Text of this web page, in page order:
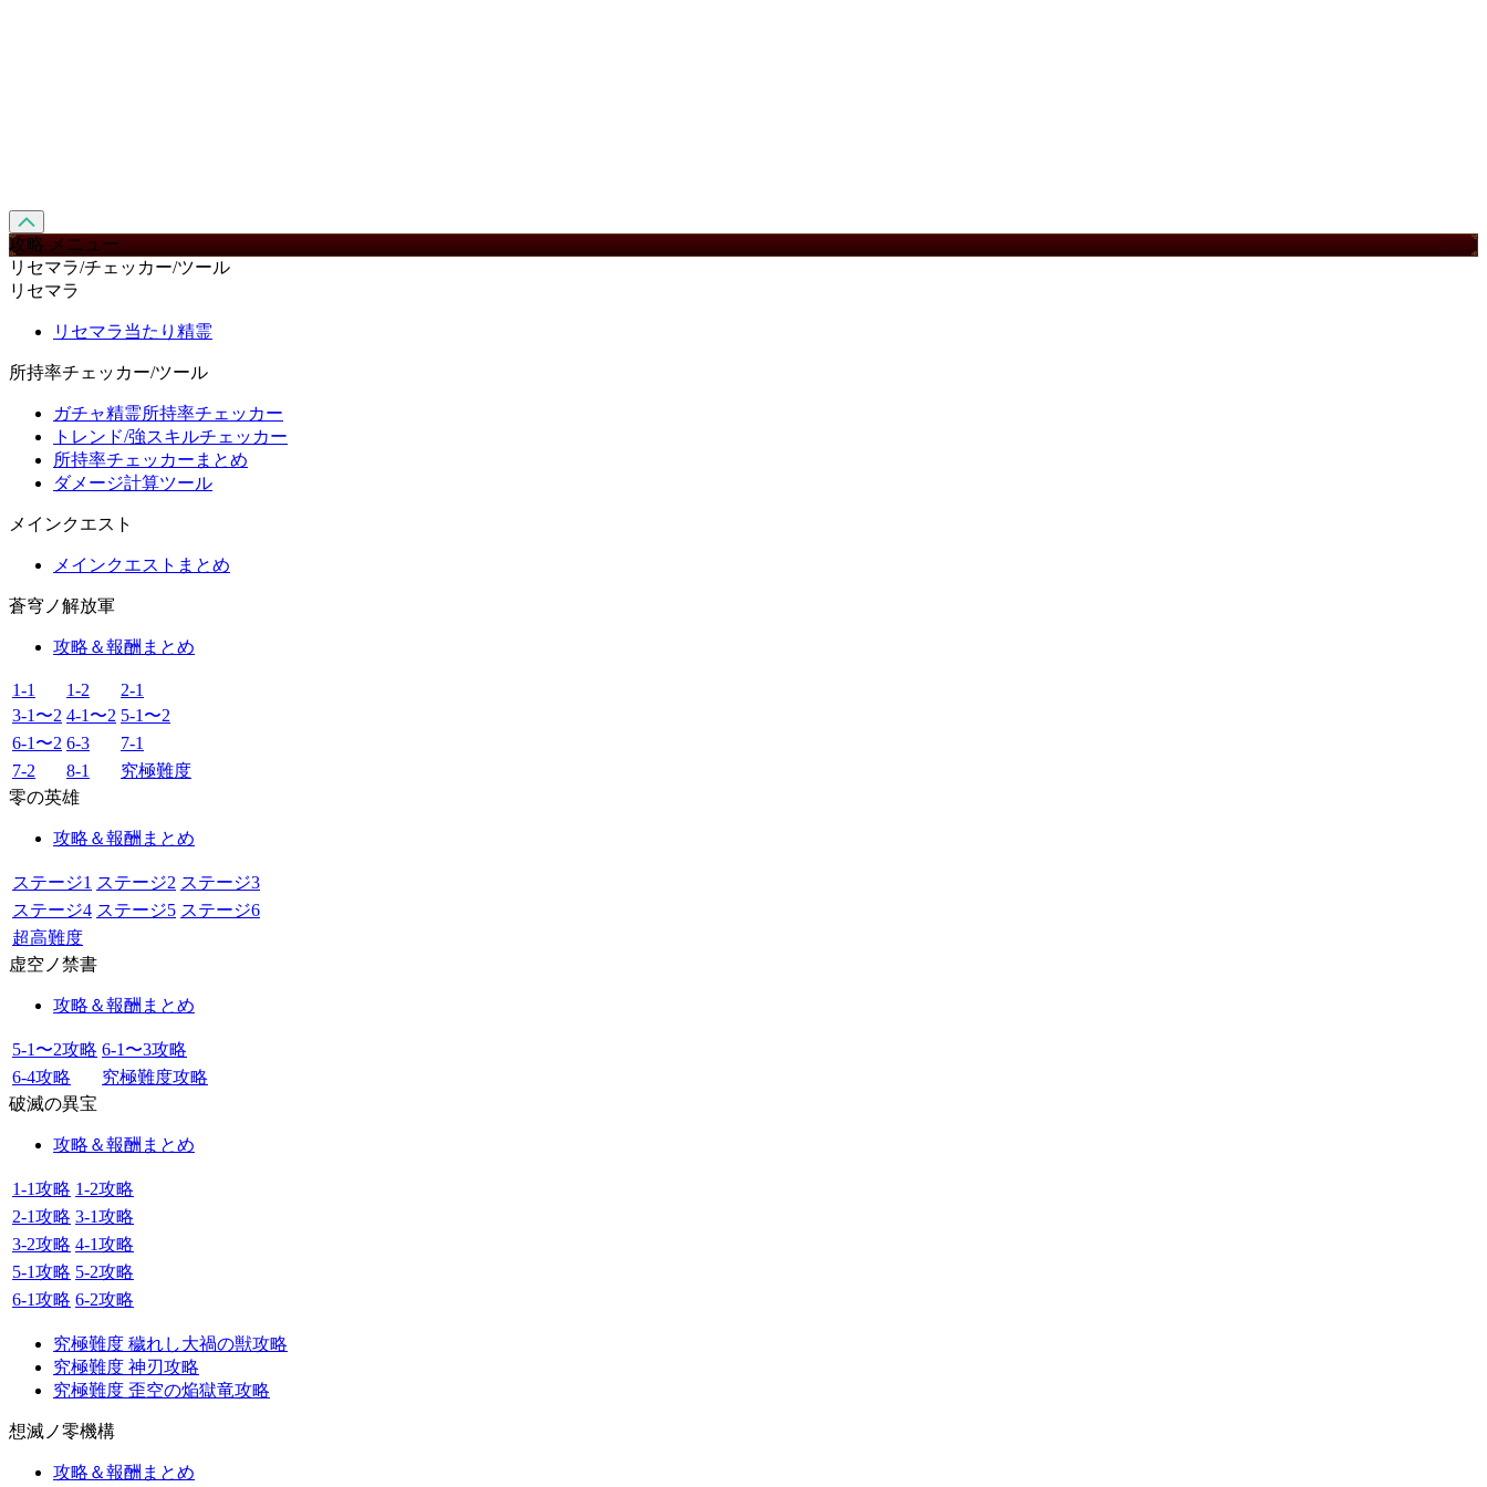
攻略 メニュー
リセマラ/チェッカー/ツール
リセマラ
リセマラ当たり精霊
所持率チェッカー/ツール
ガチャ精霊所持率チェッカー
トレンド/強スキルチェッカー
所持率チェッカーまとめ
ダメージ計算ツール
メインクエスト
メインクエストまとめ
蒼穹ノ解放軍
攻略＆報酬まとめ
1-1 1-2
2-1
3-1〜2 4-1〜2 5-1〜2
6-1〜2 6-3
7-1
7-2
8-1
究極難度
零の英雄
攻略＆報酬まとめ
ステージ1 ステージ2 ステージ3
ステージ4 ステージ5 ステージ6
超高難度
虚空ノ禁書
攻略＆報酬まとめ
5-1〜2攻略 6-1〜3攻略
6-4攻略
究極難度攻略
破滅の異宝
攻略＆報酬まとめ
1-1攻略 1-2攻略
2-1攻略 3-1攻略
3-2攻略 4-1攻略
5-1攻略 5-2攻略
6-1攻略 6-2攻略
究極難度 穢れし大禍の獣攻略
究極難度 神刃攻略
究極難度 歪空の焔獄竜攻略
想滅ノ零機構
攻略＆報酬まとめ